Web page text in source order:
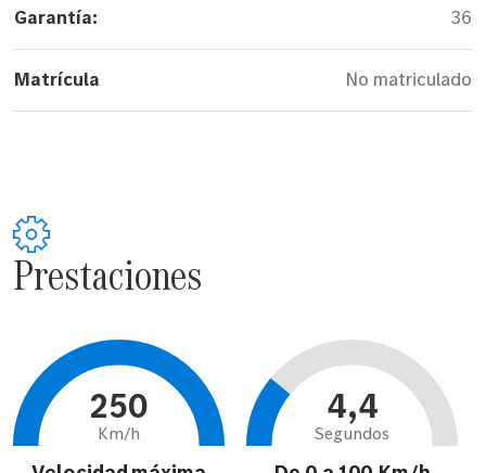
Garantía: 36
Matrícula No matriculado
Prestaciones
250
Km/h
4,4
Segundos